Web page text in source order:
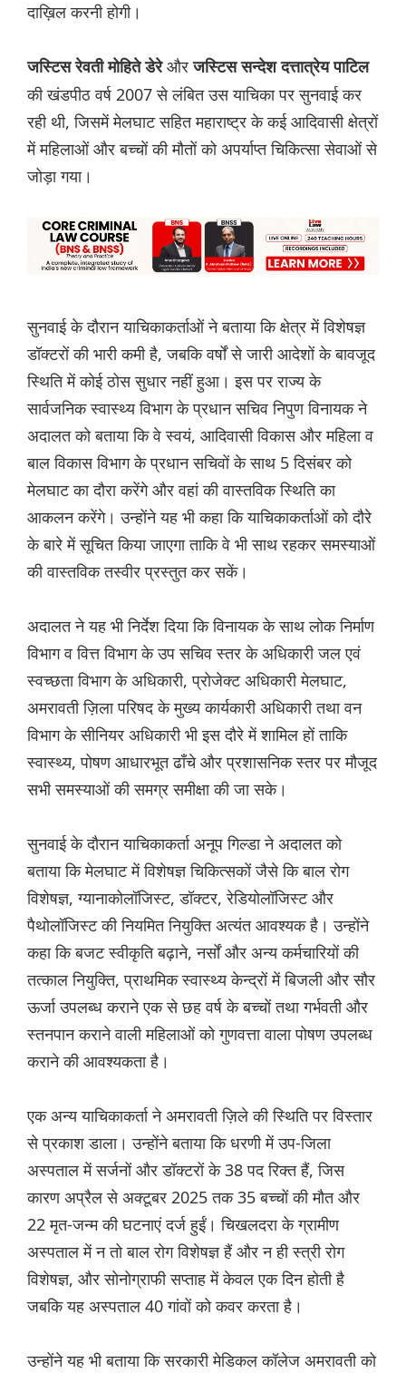
दाख़िल करनी होगी।
जस्टिस रेवती मोहिते डेरे औरजस्टिस सन्देश दत्तात्रेय पाटिल
की खंडपीठ वर्ष 2007 से लंबित उस याचिका पर सुनवाई कर
रही थी, जिसमें मेलघाट सहित महाराष्ट्र के कई आदिवासी क्षेत्रों
में महिलाओं और बच्चों की मौतों को अपर्याप्त चिकित्सा सेवाओं से
जोड़ा गया।
सुनवाई के दौरान याचिकाकर्ताओं ने बताया कि क्षेत्र में विशेषज्ञ
डॉक्टरों की भारी कमी है, जबकि वर्षों से जारी आदेशों के बावजूद
स्थिति में कोई ठोस सुधार नहीं हुआ। इस पर राज्य के
सार्वजनिक स्वास्थ्य विभाग के प्रधान सचिव निपुण विनायक ने
अदालत को बताया कि वे स्वयं, आदिवासी विकास और महिला व
बाल विकास विभाग के प्रधान सचिवों के साथ 5 दिसंबर को
मेलघाट का दौरा करेंगे और वहां की वास्तविक स्थिति का
आकलन करेंगे। उन्होंने यह भी कहा कि याचिकाकर्ताओं को दौरे
के बारे में सूचित किया जाएगा ताकि वे भी साथ रहकर समस्याओं
की वास्तविक तस्वीर प्रस्तुत कर सकें।
अदालत ने यह भी निर्देश दिया कि विनायक के साथ लोक निर्माण
विभाग व वित्त विभाग के उप सचिव स्तर के अधिकारी जल एवं
स्वच्छता विभाग के अधिकारी, प्रोजेक्ट अधिकारी मेलघाट,
अमरावती ज़िला परिषद के मुख्य कार्यकारी अधिकारी तथा वन
विभाग के सीनियर अधिकारी भी इस दौरे में शामिल हों ताकि
स्वास्थ्य, पोषण आधारभूत ढाँचे और प्रशासनिक स्तर पर मौजूद
सभी समस्याओं की समग्र समीक्षा की जा सके।
सुनवाई के दौरान याचिकाकर्ता अनूप गिल्डा ने अदालत को
बताया कि मेलघाट में विशेषज्ञ चिकित्सकों जैसे कि बाल रोग
विशेषज्ञ, ग्यानाकोलॉजिस्ट, डॉक्टर, रेडियोलॉजिस्ट और
पैथोलॉजिस्ट की नियमित नियुक्ति अत्यंत आवश्यक है। उन्होंने
कहा कि बजट स्वीकृति बढ़ाने, नर्सों और अन्य कर्मचारियों की
तत्काल नियुक्ति, प्राथमिक स्वास्थ्य केन्द्रों में बिजली और सौर
ऊर्जा उपलब्ध कराने एक से छह वर्ष के बच्चों तथा गर्भवती और
स्तनपान कराने वाली महिलाओं को गुणवत्ता वाला पोषण उपलब्ध
कराने की आवश्यकता है।
एक अन्य याचिकाकर्ता ने अमरावती ज़िले की स्थिति पर विस्तार
से प्रकाश डाला। उन्होंने बताया कि धरणी में उप-जिला
अस्पताल में सर्जनों और डॉक्टरों के 38 पद रिक्त हैं, जिस
कारण अप्रैल से अक्टूबर 2025 तक 35 बच्चों की मौत और
22 मृत-जन्म की घटनाएं दर्ज हुईं। चिखलदरा के ग्रामीण
अस्पताल में न तो बाल रोग विशेषज्ञ हैं और न ही स्त्री रोग
विशेषज्ञ, और सोनोग्राफी सप्ताह में केवल एक दिन होती है
जबकि यह अस्पताल 40 गांवों को कवर करता है।
उन्होंने यह भी बताया कि सरकारी मेडिकल कॉलेज अमरावती को